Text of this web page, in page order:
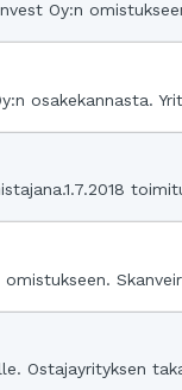
Oy:n
osakekannasta.
Ostajayrityksen